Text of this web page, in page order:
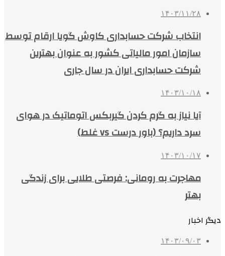
۱۴۰۳/۱۱/۲۸
انتخاب شرکت حسابداری کاوش گویا ارقام توسط
سازمان امور مالیاتی کشور به عنوان بهترین
شرکت حسابداری ایران در سال جاری
۱۴۰۳/۱۰/۱۸
آیا نیاز به گرم کردن گیربکس اتوماتیک در هوای
سرد داریم؟ (باور درست vs غلط)
۱۴۰۳/۱۰/۱۷
مهاجرت به رومانی: فرصتی طلایی برای زندگی
بهتر
دیگر اخبار
۱۴۰۳/۰۹/۰۳